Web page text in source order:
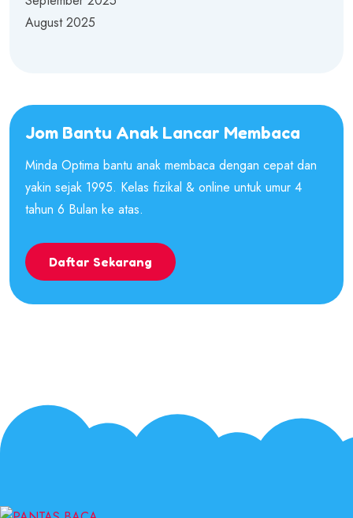
August 2025
Jom Bantu Anak Lancar Membaca
Minda Optima bantu anak membaca dengan cepat dan
yakin sejak 1995. Kelas fizikal & online untuk umur 4
tahun 6 Bulan ke atas.
Daftar Sekarang